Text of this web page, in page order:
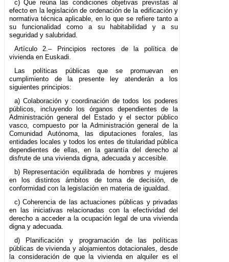
c) Que reúna las condiciones objetivas previstas al
efecto en la legislación de ordenación de la edificación y
normativa técnica aplicable, en lo que se refiere tanto a
su funcionalidad como a su habitabilidad y a su
seguridad y salubridad.
Artículo 2.– Principios rectores de la política de
vivienda en Euskadi.
Las políticas públicas que se promuevan en
cumplimiento de la presente ley atenderán a los
siguientes principios:
a) Colaboración y coordinación de todos los poderes
públicos, incluyendo los órganos dependientes de la
Administración general del Estado y el sector público
vasco, compuesto por la Administración general de la
Comunidad Autónoma, las diputaciones forales, las
entidades locales y todos los entes de titularidad pública
dependientes de ellas, en la garantía del derecho al
disfrute de una vivienda digna, adecuada y accesible.
b) Representación equilibrada de hombres y mujeres
en los distintos ámbitos de toma de decisión, de
conformidad con la legislación en materia de igualdad.
c) Coherencia de las actuaciones públicas y privadas
en las iniciativas relacionadas con la efectividad del
derecho a acceder a la ocupación legal de una vivienda
digna y adecuada.
d) Planificación y programación de las políticas
públicas de vivienda y alojamientos dotacionales, desde
la consideración de que la vivienda en alquiler es el